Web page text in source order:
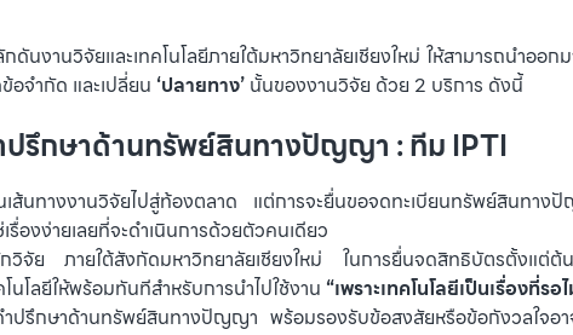
งานวิจัยและเทคโนโลยีภายใต้มหาวิทยาลัยเชียงใหม่ ให้สามารถนำออก
อจำกัด และเปลี่ยน ‘ปลายทาง’ นั้นของงานวิจัย ด้วย 2 บริการ ดังนี้
ปรึกษาด้านทรัพย์สินทางปัญญา : ทีม IPTI
ส้นทางงานวิจัยไปสู่ท้องตลาด แต่การจะยื่นขอจดทะเบียนทรัพย์สินทา
รื่องง่ายเลยที่จะดำเนินการด้วยตัวคนเดียว
ย ภายใต้สังกัดมหาวิทยาลัยเชียงใหม่ ในการยื่นจดสิทธิบัตรตั้งแต่ต้
นโลยีให้พร้อมทันทีสำหรับการนำไปใช้งาน “เพราะเทคโนโลยีเป็นเรื่องที่รอ
รึกษาด้านทรัพย์สินทางปัญญา พร้อมรองรับข้อสงสัยหรือข้อกังวลใจอา